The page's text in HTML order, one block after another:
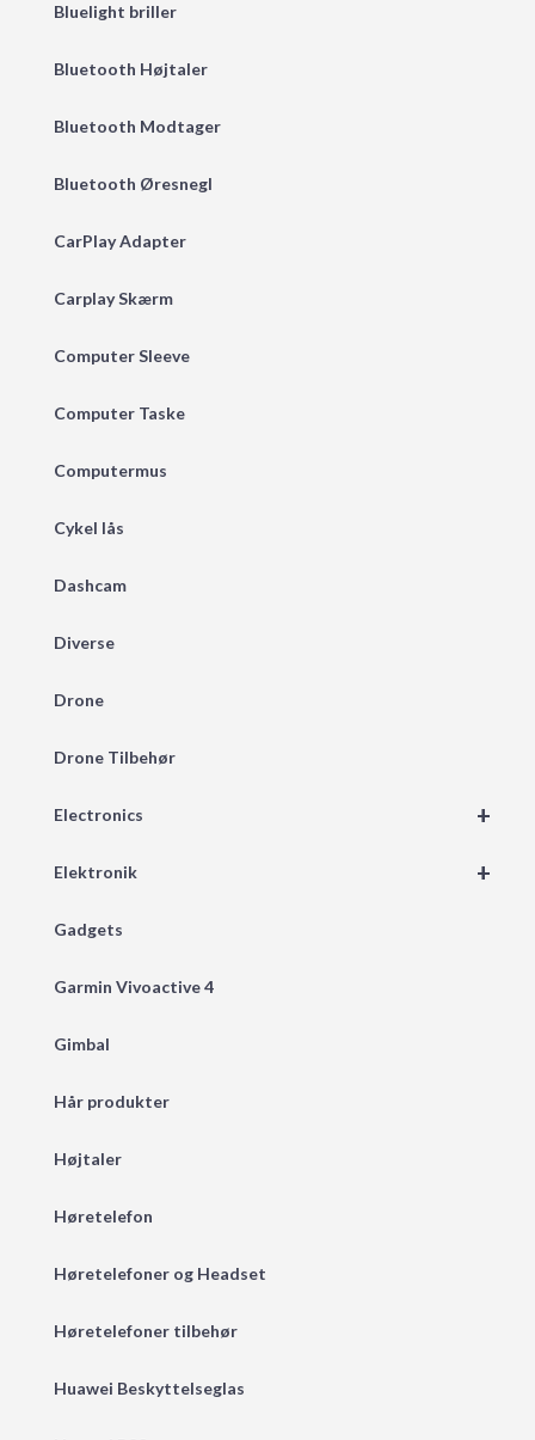
Bluelight briller
Bluetooth Højtaler
Bluetooth Modtager
Bluetooth Øresnegl
CarPlay Adapter
Carplay Skærm
Computer Sleeve
Computer Taske
Computermus
Cykel lås
Dashcam
Diverse
Drone
Drone Tilbehør
+
Electronics
+
Elektronik
Gadgets
Garmin Vivoactive 4
Gimbal
Hår produkter
Højtaler
Høretelefon
Høretelefoner og Headset
Høretelefoner tilbehør
Huawei Beskyttelseglas